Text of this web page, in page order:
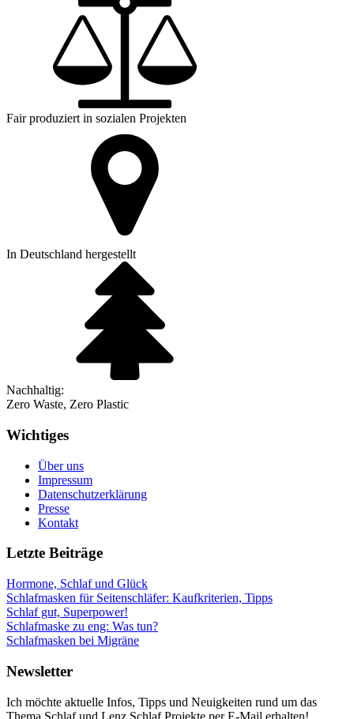
Fair produziert in sozialen Projekten
In Deutschland hergestellt
Nachhaltig:
Zero Waste, Zero Plastic
Wichtiges
Über uns
Impressum
Datenschutzerklärung
Presse
Kontakt
Letzte Beiträge
Hormone, Schlaf und Glück
Schlafmasken für Seitenschläfer: Kaufkriterien, Tipps
Schlaf gut, Superpower!
Schlafmaske zu eng: Was tun?
Schlafmasken bei Migräne
Newsletter
Ich möchte aktuelle Infos, Tipps und Neuigkeiten rund um das
Thema Schlaf und Lenz Schlaf Projekte per E-Mail erhalten!